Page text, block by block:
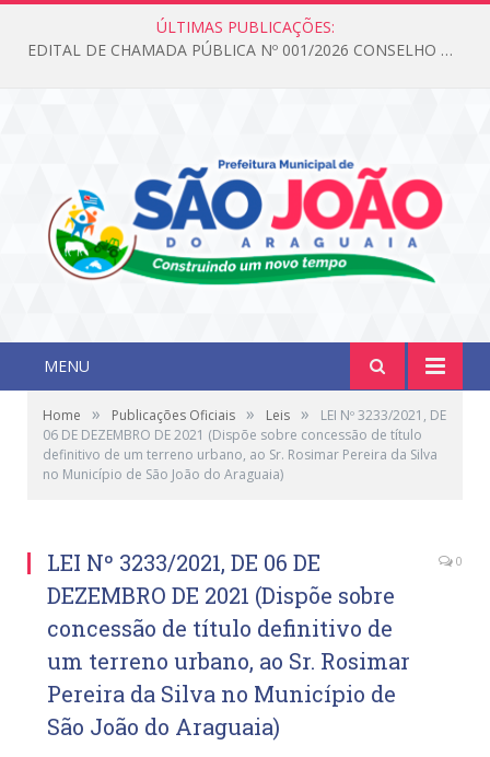
ÚLTIMAS PUBLICAÇÕES:
EDITAL DE CHAMADA PÚBLICA Nº 001/2026 CONSELHO DOS DIREITOS DA CRIANÇA E DO ADOLESCENTE
MENU
Home » Publicações Oficiais » Leis »
LEI Nº 3233/2021, DE
06 DE DEZEMBRO DE 2021 (Dispõe sobre concessão de título
definitivo de um terreno urbano, ao Sr. Rosimar Pereira da Silva
no Município de São João do Araguaia)
LEI Nº 3233/2021, DE 06 DE
DEZEMBRO DE 2021 (Dispõe sobre
concessão de título definitivo de
um terreno urbano, ao Sr. Rosimar
Pereira da Silva no Município de
São João do Araguaia)
0